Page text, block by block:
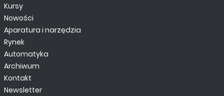
Kursy
Nowości
Aparatura i narzędzia
Rynek
Automatyka
Archiwum
Kontakt
Newsletter